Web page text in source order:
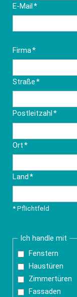
Pflichtfeld
E-Mail*
Pflichtfeld
Firma*
Pflichtfeld
Straße*
Pflichtfeld
Postleitzahl *
Pflichtfeld
Ort*
Pflichtfeld
Land*
* Pflichtfeld
Ich handle mit
Fenstern
Haustüren
Zimmertüren
Fassaden